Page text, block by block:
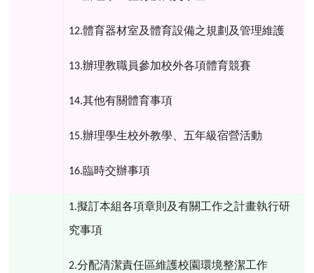
12.體育器材室及體育設備之規劃及管理維護
13.辦理教職員參加校外各項體育競賽
14.其他有關體育事項
15.辦理學生校外教學、五年級宿營活動
16.臨時交辦事項
1.擬訂本組各項章則及有關工作之計畫執行研
究事項
2.分配清潔責任區維護校園環境整潔工作